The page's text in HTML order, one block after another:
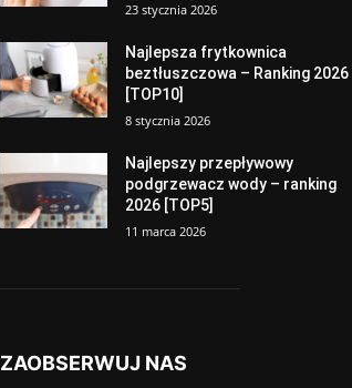
23 stycznia 2026
Najlepsza frytkownica
beztłuszczowa – Ranking 2026
[TOP10]
8 stycznia 2026
Najlepszy przepływowy
podgrzewacz wody – ranking
2026 [TOP5]
11 marca 2026
ZAOBSERWUJ NAS